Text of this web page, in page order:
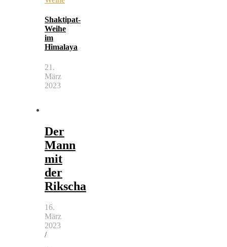
Shaktipat-
Weihe
im
Himalaya
21.
März
2023
Der
Mann
mit
der
Rikscha
16.
März
2023
/